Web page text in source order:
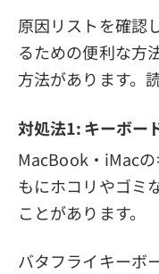
原因リストを確認
るための便利な方
方法があります。
対処法1: キーボー
MacBook・iMac
もにホコリやゴミ
ことがあります。
バタフライキーボ